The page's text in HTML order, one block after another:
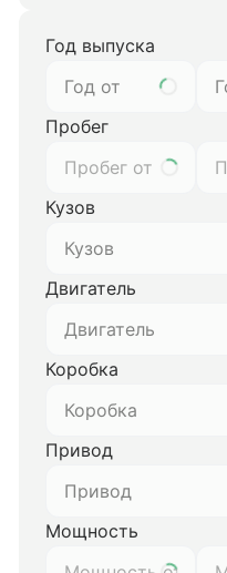
Год выпуска
Год от
Пробег
Кузов
Кузов
Двигатель
Двигатель
Коробка
Коробка
Привод
Привод
Мощность